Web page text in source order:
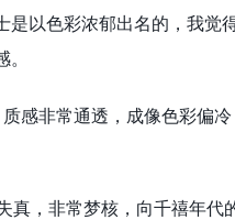
是以色彩浓郁出名的，我
感非常通透，成像色彩偏
，非常梦核，向千禧年代